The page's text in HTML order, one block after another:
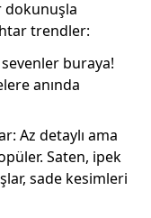
dokunuşla
trendler:
buraya!
anında
Az detaylı ama
Saten, ipek
sade kesimleri